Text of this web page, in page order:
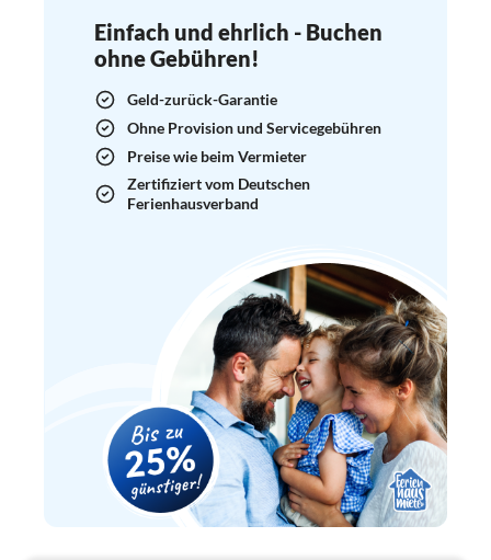
Einfach und ehrlich - Buchen
ohne Gebühren!
Geld-zurück-Garantie
Ohne Provision und Servicegebühren
Preise wie beim Vermieter
Zertifiziert vom Deutschen
Ferienhausverband